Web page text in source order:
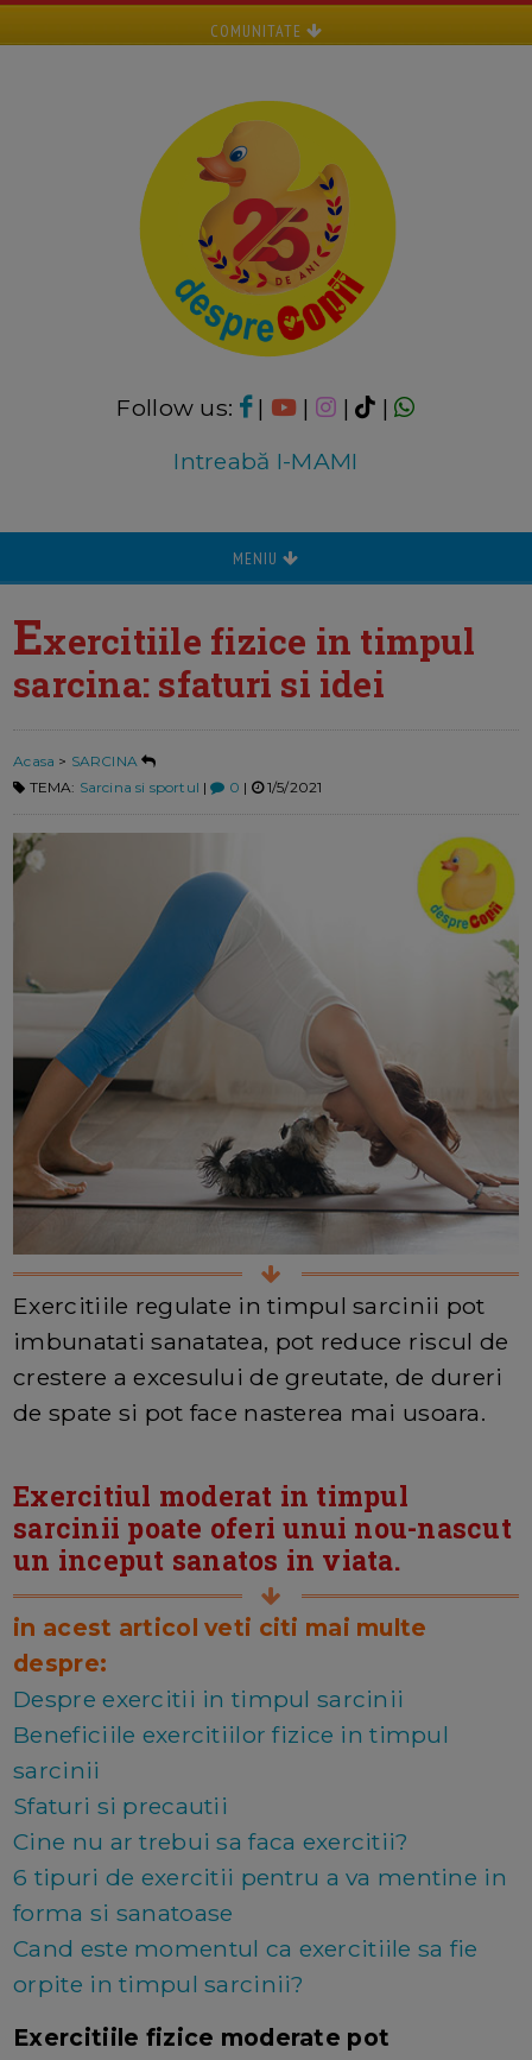
COMUNITATE
Follow us: | | |
|
Intreabă I-MAMI
MENIU
Exercitiile fizice in timpul
sarcina: sfaturi si idei
Acasa > SARCINA
TEMA: Sarcina si sportul | 0 | 1/5/2021
Exercitiile regulate in timpul sarcinii pot
imbunatati sanatatea, pot reduce riscul de
crestere a excesului de greutate, de dureri
de spate si pot face nasterea mai usoara.
Exercitiul moderat in timpul
sarcinii poate oferi unui nou-nascut
un inceput sanatos in viata.
in acest articol veti citi mai multe
despre:
Despre exercitii in timpul sarcinii
Beneficiile exercitiilor fizice in timpul
sarcinii
Sfaturi si precautii
Cine nu ar trebui sa faca exercitii?
6 tipuri de exercitii pentru a va mentine in
forma si sanatoase
Cand este momentul ca exercitiile sa fie
orpite in timpul sarcinii?
Exercitiile fizice moderate pot